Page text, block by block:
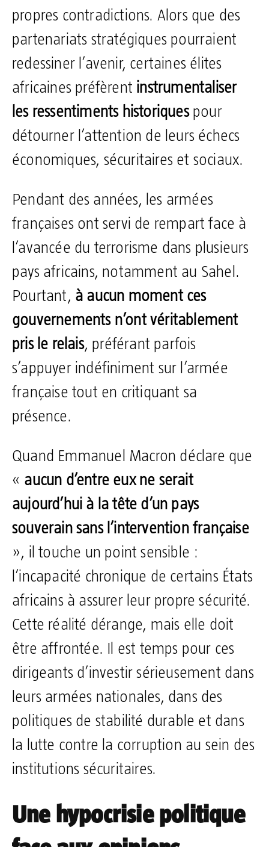
propres contradictions. Alors que des
partenariats stratégiques pourraient
redessiner l’avenir, certaines élites
africaines préfèrent instrumentaliser
les ressentiments historiquespour
détourner l’attention de leurs échecs
économiques, sécuritaires et sociaux.
Pendant des années, les armées
françaises ont servi de rempart face à
l’avancée du terrorisme dans plusieurs
pays africains, notamment au Sahel.
Pourtant, à aucun moment ces
gouvernements n’ont véritablement
pris le relais, préférant parfois
s’appuyer indéfiniment sur l’armée
française tout en critiquant sa
présence.
Quand Emmanuel Macron déclare que
« aucun d’entre eux ne serait
aujourd’hui à la tête d’un pays
souverain sans l’intervention française
», il touche un point sensible :
l’incapacité chronique de certains États
africains à assurer leur propre sécurité.
Cette réalité dérange, mais elle doit
être affrontée. Il est temps pour ces
dirigeants d’investir sérieusement dans
leurs armées nationales, dans des
politiques de stabilité durable et dans
la lutte contre la corruption au sein des
institutions sécuritaires.
Une hypocrisie politique